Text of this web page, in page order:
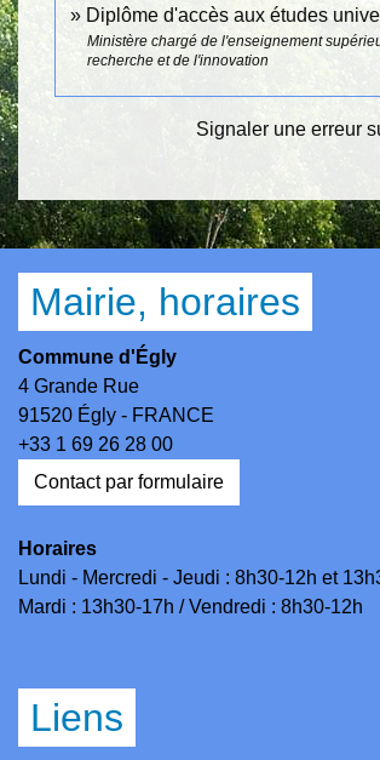
Diplôme d'accès aux études
Ministère chargé de l'enseignement
recherche et de l'innovation
Signaler une erreur
Mairie, horaires
Commune d'Égly
4 Grande Rue
91520 Égly - FRANCE
+33 1 69 26 28 00
Contact par formulaire
Horaires
Lundi - Mercredi - Jeudi : 8h30-12h et
Mardi : 13h30-17h / Vendredi : 8h30-12h
Liens